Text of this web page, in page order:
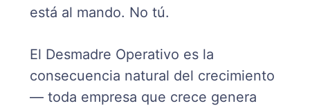
está al mando. No tú.
El Desmadre Operativo es la
consecuencia natural del crecimiento
— toda empresa que crece genera